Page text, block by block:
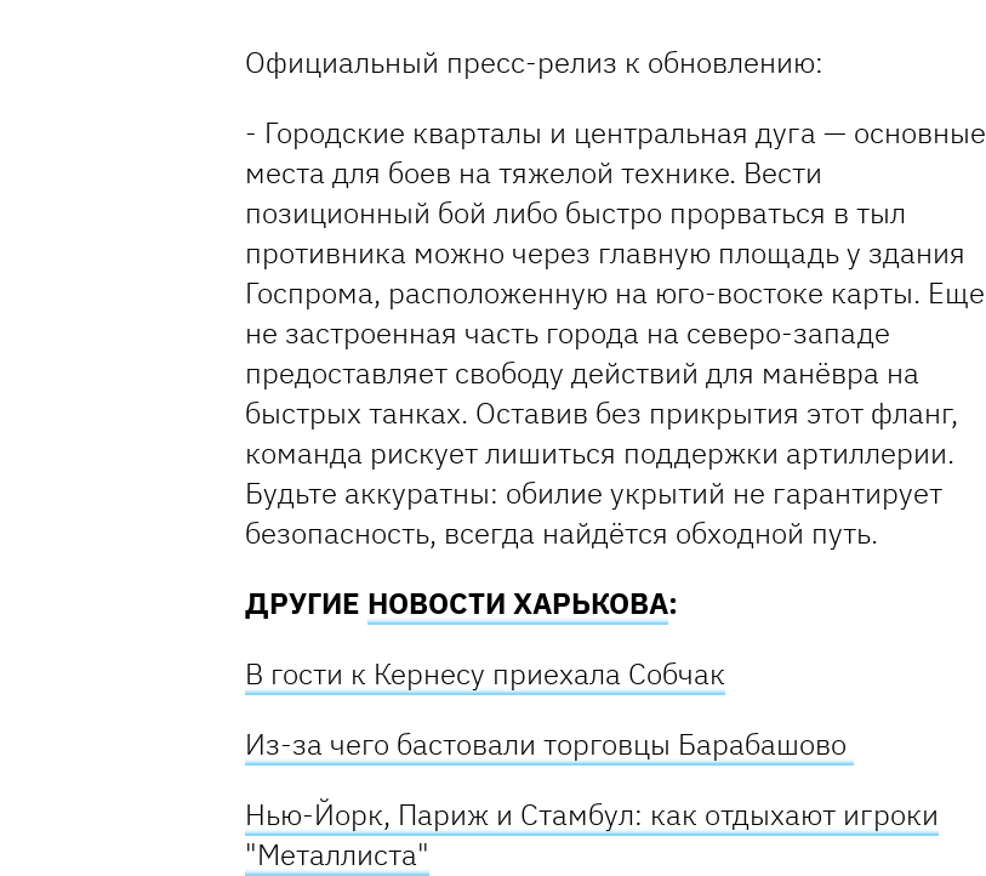
Официальный пресс-релиз к обновлению:
- Городские кварталы и центральная дуга — основные
места для боев на тяжелой технике. Вести
позиционный бой либо быстро прорваться в тыл
противника можно через главную площадь у здания
Госпрома, расположенную на юго-востоке карты. Еще
не застроенная часть города на северо-западе
предоставляет свободу действий для манёвра на
быстрых танках. Оставив без прикрытия этот фланг,
команда рискует лишиться поддержки артиллерии.
Будьте аккуратны: обилие укрытий не гарантирует
безопасность, всегда найдётся обходной путь.
ДРУГИЕ НОВОСТИ ХАРЬКОВА:
В гости к Кернесу приехала Собчак
Из-за чего бастовали торговцы Барабашово
Нью-Йорк, Париж и Стамбул: как отдыхают игроки
"Металлиста"